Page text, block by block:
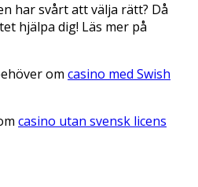
har svårt att välja rätt? Då
hjälpa dig! Läs mer på
om casino med Swish
casino utan svensk licens